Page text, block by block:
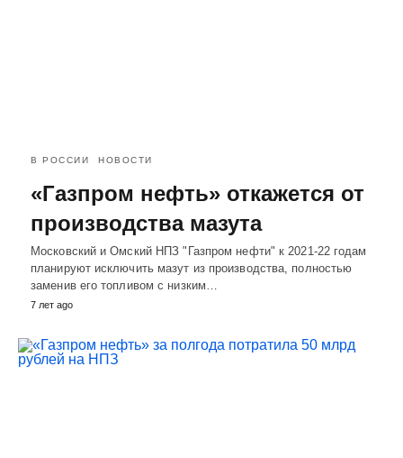
В РОССИИ НОВОСТИ
«Газпром нефть» откажется от
производства мазута
Московский и Омский НПЗ "Газпром нефти" к 2021-22 годам
планируют исключить мазут из производства, полностью
заменив его топливом с низким…
7 лет ago